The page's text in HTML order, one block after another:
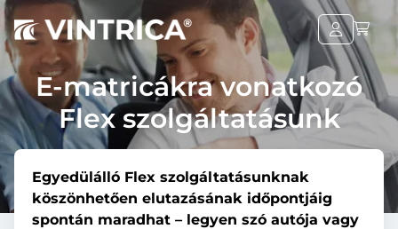
E-matricákra vonatkozó
Flex szolgáltatásunk
Egyedülálló Flex szolgáltatásunknak
köszönhetően elutazásának időpontjáig
spontán maradhat – legyen szó autója vagy